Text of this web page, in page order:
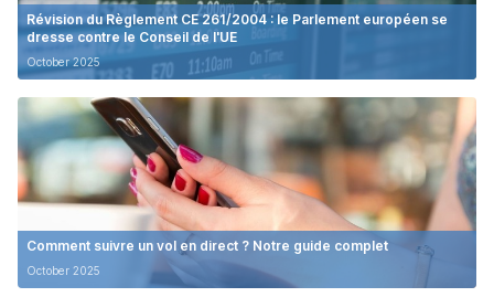
Révision du Règlement CE 261/2004 : le Parlement européen se
dresse contre le Conseil de l'UE
October 2025
Comment suivre un vol en direct ? Notre guide complet
October 2025